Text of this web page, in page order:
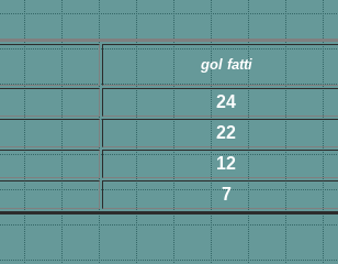
gol fatti
24
22
12
7